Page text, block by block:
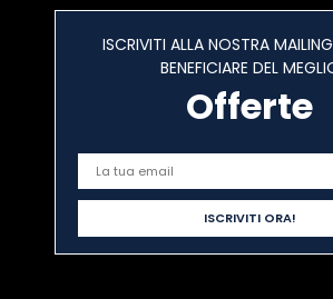
ISCRIVITI ALLA NOSTRA
BENEFICIARE DEL
Offerte